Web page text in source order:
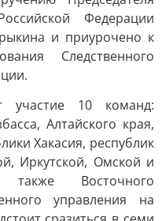
Федерации
и приурочено к
Следственного
участие 10 команд:
Алтайского края,
Хакасия, республик
Иркутской, Омской и
Восточного
управления на